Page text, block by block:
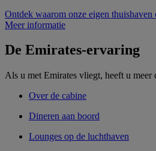
Ontdek waarom onze eigen
Meer informatie
De Emirates-ervaring
Als u met Emirates vliegt, heeft u
Over de cabine
Dineren aan boord
Lounges op de luchthaven